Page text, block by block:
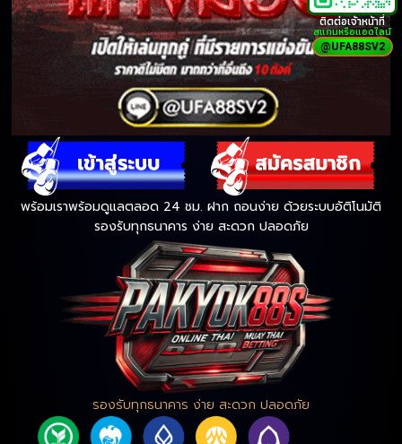
พร้อมเราพร้อมดูแลตลอด 24 ชม. ฝาก ถอนง่าย ด้วยระบบอัติโนมัติ
รองรับทุกธนาคาร ง่าย สะดวก ปลอดภัย
รองรับทุกธนาคาร ง่าย สะดวก ปลอดภัย
ติดต่อเจ้าหน้าที่
สแกนหรือแอดไลน์
@UFA88SV2